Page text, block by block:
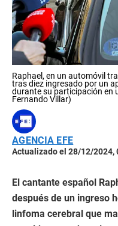
Raphael, en un automóvil
tras diez ingresado por un
durante su participación en
Fernando Villar)
AGENCIA EFE
Actualizado el 28/12/2024,
El cantante español
después de un ingreso
linfoma cerebral que